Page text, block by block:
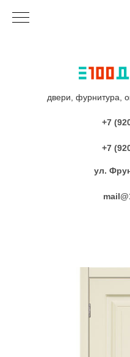
двери, фурнитура,
+7
+7
ул.